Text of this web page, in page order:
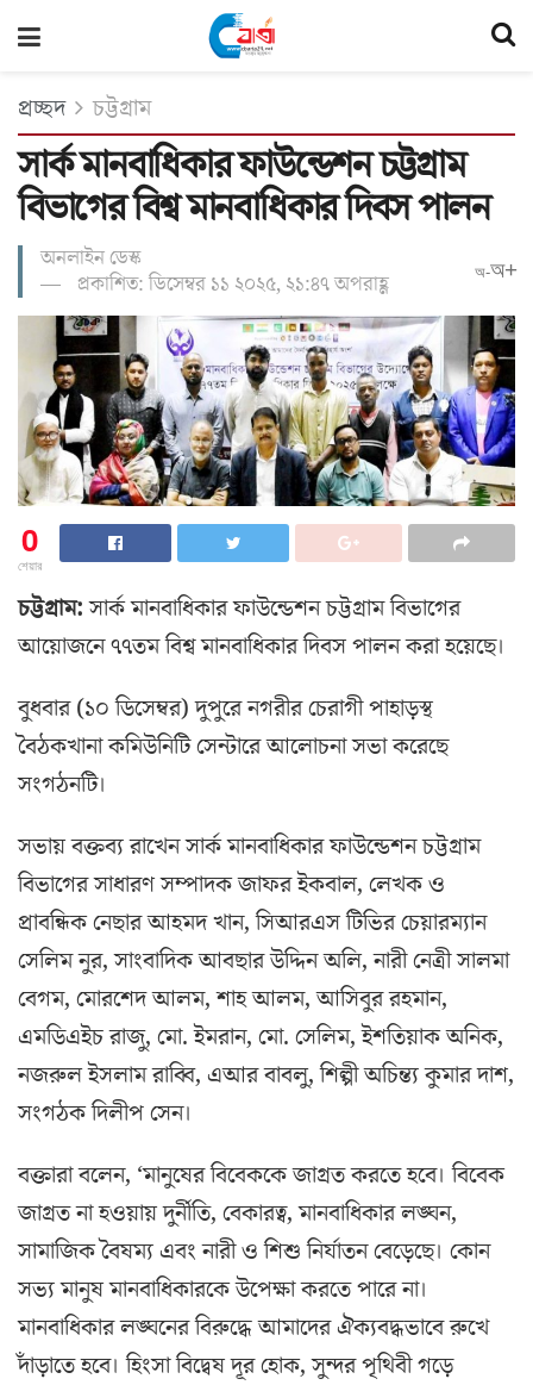
প্রচ্ছদ চট্টগ্রাম
সার্ক মানবাধিকার ফাউন্ডেশন চট্টগ্রাম
বিভাগের বিশ্ব মানবাধিকার দিবস পালন
অনলাইন ডেস্ক
প্রকাশিত: ডিসেম্বর ১১ ২০২৫, ২১:৪৭ অপরাহ্ণ
অ-অ+
0
শেয়ার
চট্টগ্রাম:সার্ক মানবাধিকার ফাউন্ডেশন চট্টগ্রাম বিভাগের
আয়োজনে ৭৭তম বিশ্ব মানবাধিকার দিবস পালন করা হয়েছে।
বুধবার (১০ ডিসেম্বর) দুপুরে নগরীর চেরাগী পাহাড়স্থ
বৈঠকখানা কমিউনিটি সেন্টারে আলোচনা সভা করেছে
সংগঠনটি।
সভায় বক্তব্য রাখেন সার্ক মানবাধিকার ফাউন্ডেশন চট্টগ্রাম
বিভাগের সাধারণ সম্পাদক জাফর ইকবাল, লেখক ও
প্রাবন্ধিক নেছার আহমদ খান, সিআরএস টিভির চেয়ারম্যান
সেলিম নুর, সাংবাদিক আবছার উদ্দিন অলি, নারী নেত্রী সালমা
বেগম, মোরশেদ আলম, শাহ আলম, আসিবুর রহমান,
এমডিএইচ রাজু, মো. ইমরান, মো. সেলিম, ইশতিয়াক অনিক,
নজরুল ইসলাম রাব্বি, এআর বাবলু, শিল্পী অচিন্ত্য কুমার দাশ,
সংগঠক দিলীপ সেন।
বক্তারা বলেন, ‘মানুষের বিবেককে জাগ্রত করতে হবে। বিবেক
জাগ্রত না হওয়ায় দুর্নীতি, বেকারত্ব, মানবাধিকার লঙ্ঘন,
সামাজিক বৈষম্য এবং নারী ও শিশু নির্যাতন বেড়েছে। কোন
সভ্য মানুষ মানবাধিকারকে উপেক্ষা করতে পারে না।
মানবাধিকার লঙ্ঘনের বিরুদ্ধে আমাদের ঐক্যবদ্ধভাবে রুখে
দাঁড়াতে হবে। হিংসা বিদ্বেষ দূর হোক, সুন্দর পৃথিবী গড়ে